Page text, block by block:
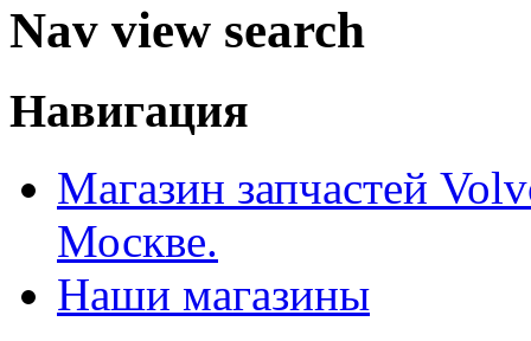
Nav view search
Навигация
Магазин запчастей
Москве.
Наши магазины